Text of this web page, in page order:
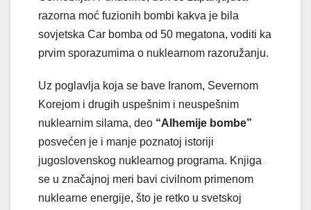
razorna moć fuzionih bombi kakva je bila
sovjetska Car bomba od 50 megatona, voditi ka
prvim sporazumima o nuklearnom razoružanju.
Uz poglavlja koja se bave Iranom, Severnom
Korejom i drugih uspešnim i neuspešnim
nuklearnim silama, deo “Alhemije bombe”
posvećen je i manje poznatoj istoriji
jugoslovenskog nuklearnog programa. Knjiga
se u značajnoj meri bavi civilnom primenom
nuklearne energije, što je retko u svetskoj